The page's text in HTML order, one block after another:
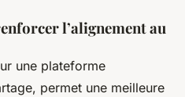
l’alignement au
une plateforme
permet une meilleure